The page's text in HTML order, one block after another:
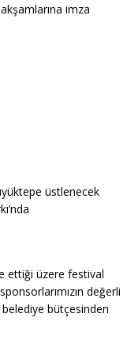
imza
üstlenecek
ettiği üzere festival
değerli
bütçesinden